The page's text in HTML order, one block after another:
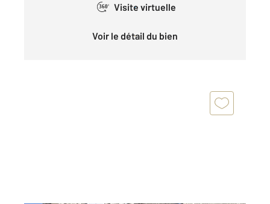
360° Visite virtuelle
Voir le détail du bien